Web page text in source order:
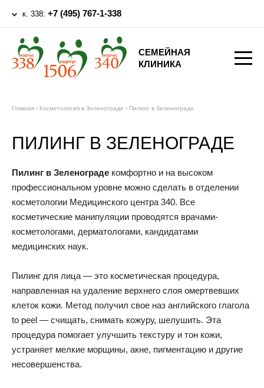
к. 338: +7 (495) 767-1-338
СЕМЕЙНАЯ
КЛИНИКА
Главная › Косметология в Зеленограде › Пилинг в Зеленограде
ПИЛИНГ В ЗЕЛЕНОГРАДЕ
Пилинг в Зеленограде комфортно и на высоком
профессиональном уровне можно сделать в отделении
косметологии Медицинского центра 340. Все
косметические манипуляции проводятся врачами-
косметологами, дерматологами, кандидатами
медицинских наук.
Пилинг для лица — это косметическая процедура,
направленная на удаление верхнего слоя омертвевших
клеток кожи. Метод получил свое наз английского глагола
to peel — счищать, снимать кожуру, шелушить. Эта
процедура помогает улучшить текстуру и тон кожи,
устраняет мелкие морщины, акне, пигментацию и другие
несовершенства.